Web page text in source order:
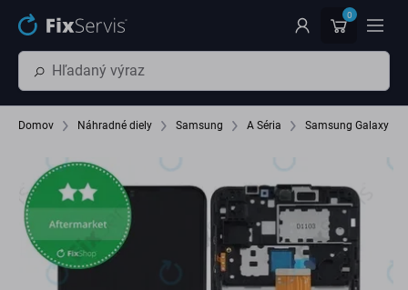
Preskočiť na hlavný obsah 0
Domov Náhradné diely Samsung A Séria Samsung Galaxy